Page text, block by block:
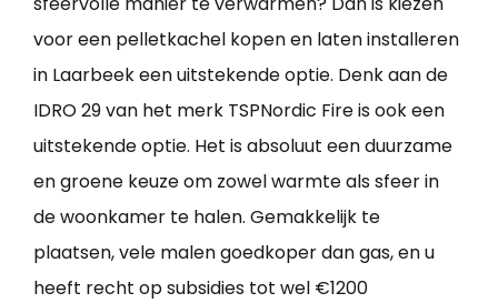
voor een pelletkachel kopen en laten installeren
in Laarbeek een uitstekende optie. Denk aan de
IDRO 29 van het merk TSPNordic Fire is ook een
uitstekende optie. Het is absoluut een duurzame
en groene keuze om zowel warmte als sfeer in
de woonkamer te halen. Gemakkelijk te
plaatsen, vele malen goedkoper dan gas, en u
heeft recht op subsidies tot wel €1200